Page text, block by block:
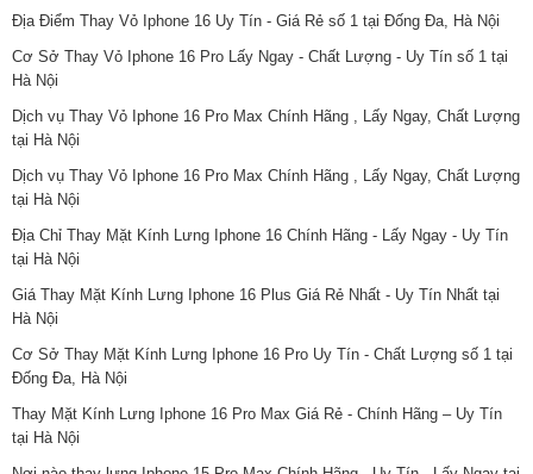
Địa Điểm Thay Vỏ Iphone 16 Uy Tín - Giá Rẻ số 1 tại Đống Đa, Hà Nội
Cơ Sở Thay Vỏ Iphone 16 Pro Lấy Ngay - Chất Lượng - Uy Tín số 1 tại
Hà Nội
Dịch vụ Thay Vỏ Iphone 16 Pro Max Chính Hãng , Lấy Ngay, Chất Lượng
tại Hà Nội
Dịch vụ Thay Vỏ Iphone 16 Pro Max Chính Hãng , Lấy Ngay, Chất Lượng
tại Hà Nội
Địa Chỉ Thay Mặt Kính Lưng Iphone 16 Chính Hãng - Lấy Ngay - Uy Tín
tại Hà Nội
Giá Thay Mặt Kính Lưng Iphone 16 Plus Giá Rẻ Nhất - Uy Tín Nhất tại
Hà Nội
Cơ Sở Thay Mặt Kính Lưng Iphone 16 Pro Uy Tín - Chất Lượng số 1 tại
Đống Đa, Hà Nội
Thay Mặt Kính Lưng Iphone 16 Pro Max Giá Rẻ - Chính Hãng – Uy Tín
tại Hà Nội